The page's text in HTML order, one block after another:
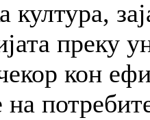
култура,
преку
кон